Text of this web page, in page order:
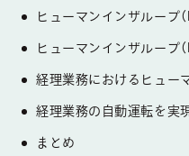
ヒューマンインザループ（
ヒューマンインザループ
経理業務におけるヒュー
経理業務の自動運転を実
まとめ